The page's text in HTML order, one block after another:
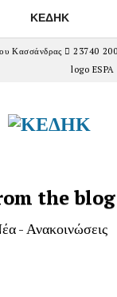
ΚΕΔΗΚ
Κασσάνδρας 23740
the blog
- Ανακοινώσεις